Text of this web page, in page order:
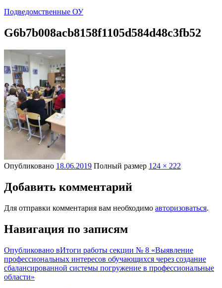
Подведомственные ОУ
G6b7b008acb8158f1105d584d48c3fb52
Опубликовано 18.06.2019 Полный размер 124 × 222
Добавить комментарий
Для отправки комментария вам необходимо авторизоваться.
Навигация по записям
Опубликовано вИтоги работы секции № 8 «Выявление
профессиональных интересов обучающихся через создание
сбалансированной системы погружение в профессиональные
области»